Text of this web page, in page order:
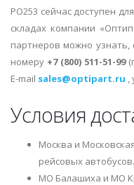
PO253 сейчас доступен
складах компании
партнеров можно
номеру +7 (800) 511-51-99
E-mail sales@optipart.ru ,
Условия
Москва и
рейсовых автобусов.
МО Балашиха и МО